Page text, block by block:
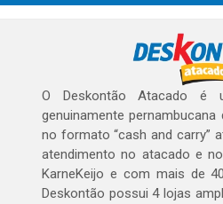
O Deskontão Atacado é
genuinamente
no formato “cash and carry”
atendimento no atacado e
KarneKeijo e com mais de
Deskontão possui 4 lojas